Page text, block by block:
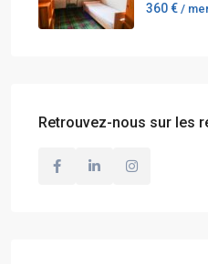
360 € /
Retrouvez-nous sur les